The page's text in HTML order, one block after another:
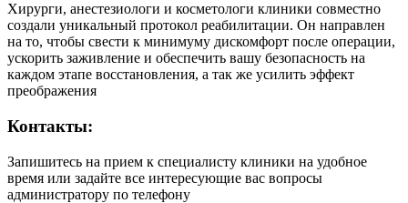
Хирурги, анестезиологи и косметологи клиники совместно
создали уникальный протокол реабилитации. Он направлен
на то, чтобы свести к минимуму дискомфорт после операции,
ускорить заживление и обеспечить вашу безопасность на
каждом этапе восстановления, а так же усилить эффект
преображения
Контакты:
Запишитесь на прием к специалисту клиники на удобное
время или задайте все интересующие вас вопросы
администратору по телефону